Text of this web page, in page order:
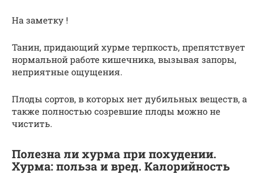
На заметку !
Танин, придающий хурме терпкость, препятствует
нормальной работе кишечника, вызывая запоры,
неприятные ощущения.
Плоды сортов, в которых нет дубильных веществ, а
также полностью созревшие плоды можно не
чистить.
Полезна ли хурма при похудении.
Хурма: польза и вред. Калорийность